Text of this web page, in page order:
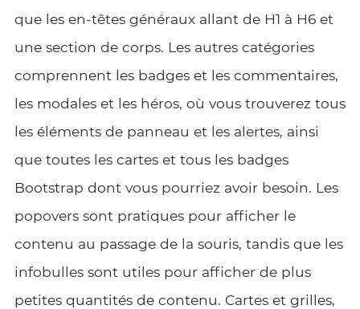
que les en-têtes généraux allant de H1 à H6 et
une section de corps. Les autres catégories
comprennent les badges et les commentaires,
les modales et les héros, où vous trouverez tous
les éléments de panneau et les alertes, ainsi
que toutes les cartes et tous les badges
Bootstrap dont vous pourriez avoir besoin. Les
popovers sont pratiques pour afficher le
contenu au passage de la souris, tandis que les
infobulles sont utiles pour afficher de plus
petites quantités de contenu. Cartes et grilles,